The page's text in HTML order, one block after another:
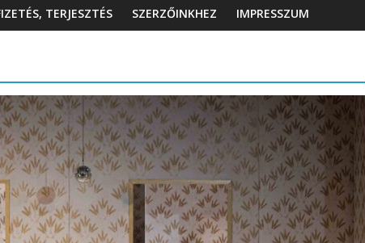
TERJESZTÉS SZERZŐINKHEZ IMPRESSZUM